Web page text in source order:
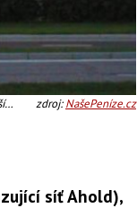
zdroj:NašePeníze.cz
síť Ahold),